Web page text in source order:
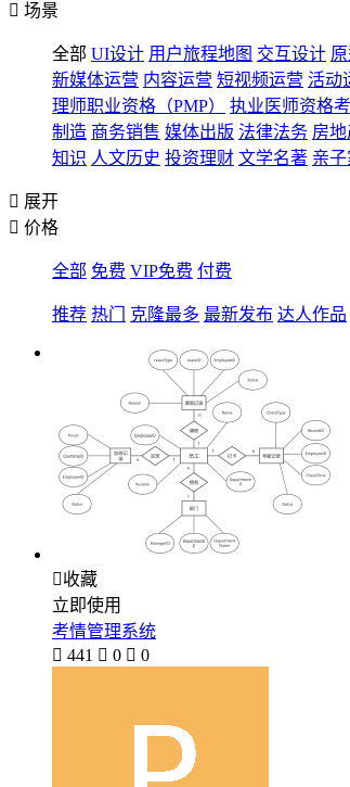
 场景
全部 UI设计 用户旅程地图 交互设计
新媒体运营 内容运营 短视频运营 活动
理师职业资格（PMP）
执业医师资格
制造 商务销售 媒体出版 法律法务 房
知识 人文历史 投资理财 文学名著 亲
 展开
 价格
全部 免费 VIP免费 付费
推荐 热门 克隆最多 最新发布 达人作品
收藏
立即使用
考情管理系统
 441  0  0